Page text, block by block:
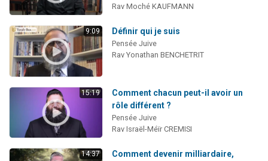
Rav Moché KAUFMANN
9:09 Définir qui je suis
Pensée Juive
Rav Yonathan BENCHETRIT
15:19
Comment chacun peut-il avoir un
rôle différent ?
Pensée Juive
Rav Israël-Méïr CREMISI
14:37
Comment devenir milliardaire,